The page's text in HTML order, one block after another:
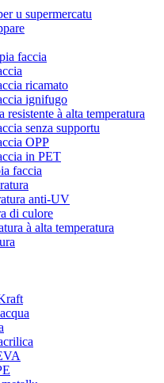
u supermercatu
faccia
ricamato
ignifugo
resistente à alta temperatura
senza supportu
OPP
in PET
faccia
anti-UV
di culore
à alta temperatura